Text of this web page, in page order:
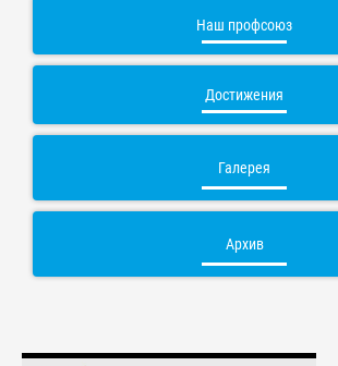
Наш профсоюз
Достижения
Галерея
Архив